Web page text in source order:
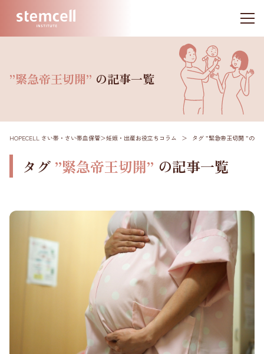
”緊急帝王切開” の記事一覧
HOPECELL さい帯・さい帯血保管＞妊娠・出産お役立ちコラム ＞ タグ ”緊急帝王切開 ”の記
タグ ”緊急帝王切開” の記事一覧